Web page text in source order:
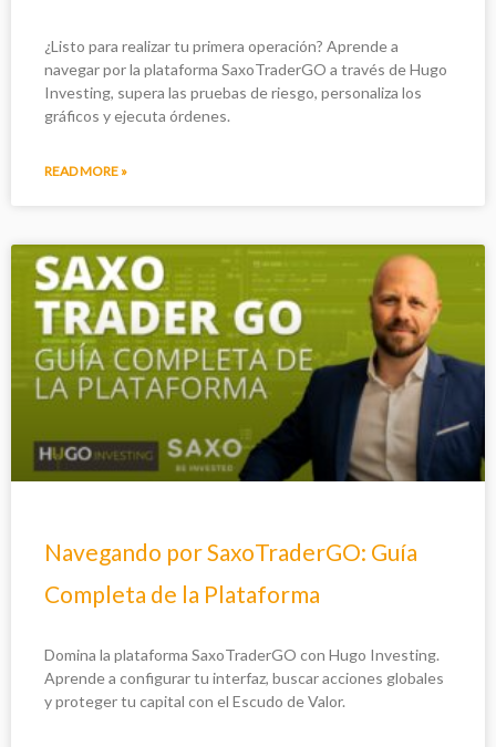
¿Listo para realizar tu primera operación? Aprende a
navegar por la plataforma SaxoTraderGO a través de Hugo
Investing, supera las pruebas de riesgo, personaliza los
gráficos y ejecuta órdenes.
READ MORE »
Navegando por SaxoTraderGO: Guía
Completa de la Plataforma
Domina la plataforma SaxoTraderGO con Hugo Investing.
Aprende a configurar tu interfaz, buscar acciones globales
y proteger tu capital con el Escudo de Valor.